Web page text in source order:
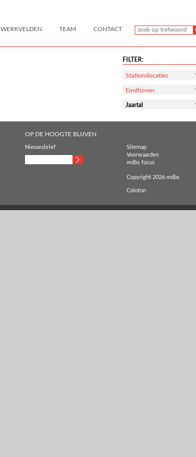
WERKVELDEN TEAM CONTACT
FILTER:
Stationslocaties
Eindhoven
Jaartal
OP DE HOOGTE BLIJVEN
Nieuwsbrief
Sitemap
Voorwaarden
mdbs focus
Copyright 2026 mdbs
Colofon